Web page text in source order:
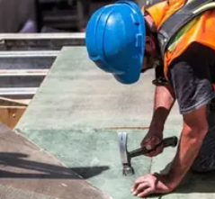
Liguria
Lombardia
Marche
Piemonte
Puglia
Sardegna
Sicilia
Toscana
Trentino